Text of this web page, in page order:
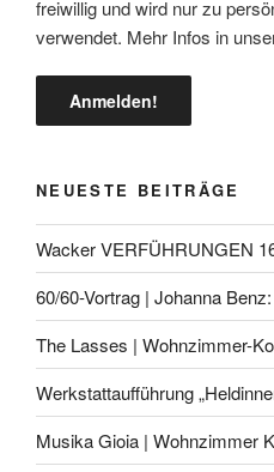
freiwillig und wird nur zu
verwendet. Mehr Infos in
NEUESTE BEITRÄGE
Wacker VERFÜHRUNGEN
60/60-Vortrag | Johanna
The Lasses | Wohnzimmer-
Werkstattaufführung
Musika Gioia | Wohnzimmer